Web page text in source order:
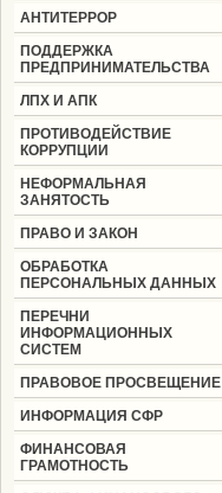
АНТИТЕРРОР
ПОДДЕРЖКА
ПРЕДПРИНИМАТЕЛЬСТВА
ЛПХ И АПК
ПРОТИВОДЕЙСТВИЕ
КОРРУПЦИИ
НЕФОРМАЛЬНАЯ
ЗАНЯТОСТЬ
ПРАВО И ЗАКОН
ОБРАБОТКА
ПЕРСОНАЛЬНЫХ ДАННЫХ
ПЕРЕЧНИ
ИНФОРМАЦИОННЫХ
СИСТЕМ
ПРАВОВОЕ ПРОСВЕЩЕНИЕ
ИНФОРМАЦИЯ СФР
ФИНАНСОВАЯ
ГРАМОТНОСТЬ